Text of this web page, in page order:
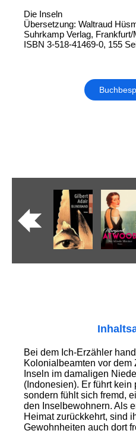
Die Inseln
Übersetzung: Waltraud
Suhrkamp Verlag, Frankfurt/
ISBN 3-518-41469-0, 155
Bei dem Ich-Erzähler
Kolonialbeamten vor dem
Inseln im damaligen
(Indonesien). Er führt
sondern fühlt sich fremd,
den Inselbewohnern. Als
Heimat zurückkehrt, sind
Gewohnheiten auch dort